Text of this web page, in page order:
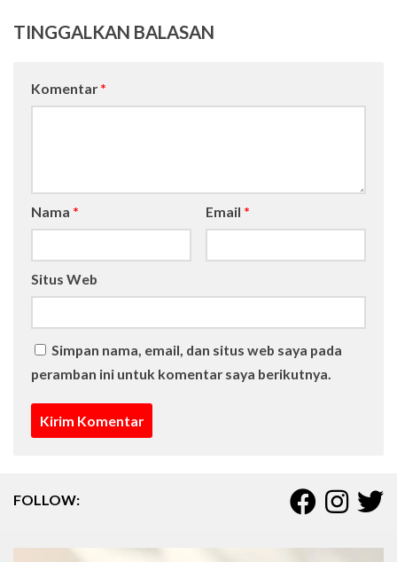
TINGGALKAN BALASAN
Komentar *
Nama * Email *
Situs Web
Simpan nama, email, dan situs web saya pada
peramban ini untuk komentar saya berikutnya.
FOLLOW: